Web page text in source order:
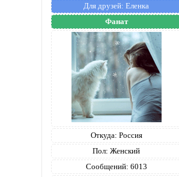
Для друзей: Еленка
Фанат
Откуда: Россия
Пол: Женский
Сообщений: 6013